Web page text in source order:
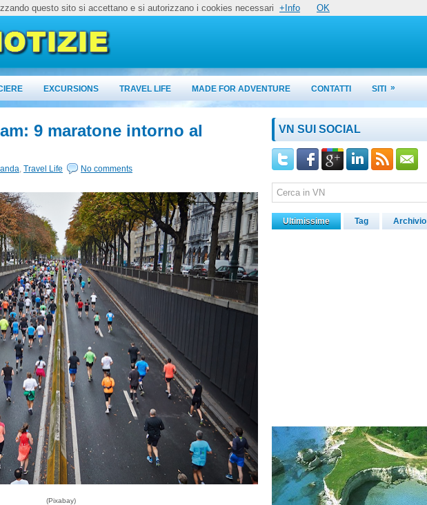
EXCURSIONS TRAVEL LIFE MADE FOR ADVENTURE CONTATTI SITI »
9 maratone intorno al
, Travel Life No comments
(Pixabay)
VN SUI SOCIAL
Ultimissime Tag Archivio
questo sito si accettano e si autorizzano i cookies necessari +Info OK